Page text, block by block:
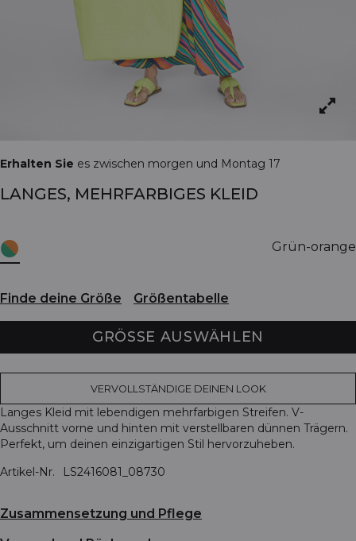
Erhalten Sie es zwischen morgen und Montag 17
LANGES, MEHRFARBIGES KLEID
Grün-orange
Finde deine Größe Größentabelle
GRÖSSE AUSWÄHLEN
VERVOLLSTÄNDIGE DEINEN LOOK
Langes Kleid mit lebendigen mehrfarbigen Streifen. V-
Ausschnitt vorne und hinten mit verstellbaren dünnen Trägern.
Perfekt, um deinen einzigartigen Stil hervorzuheben.
Artikel-Nr.
LS2416081_08730
Zusammensetzung und Pflege